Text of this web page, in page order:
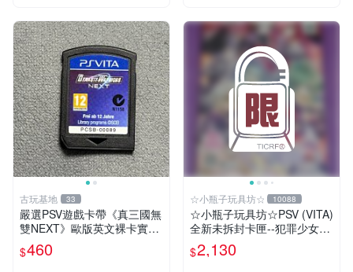
古玩基地 33
嚴選PSV遊戲卡帶《真三國無
雙NEXT》歐版英文裸卡實測
正常全新到貨 真三國無雙 PS
V 游戲卡帶 任玩無雙
$460
☆小瓶子玩具坊☆ 10088
☆小瓶子玩具坊☆PSV (VITA)
全新未拆封卡匣--犯罪少女2
《Criminal Girls 2》限定版
(日版)
$2,130